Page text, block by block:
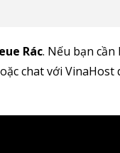
Rác. Nếu bạn
chat với VinaHost